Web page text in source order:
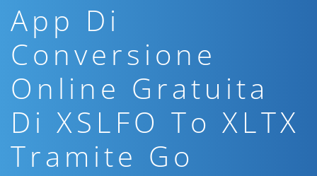
App Di
Conversione
Online Gratuita
Di XSLFO To XLTX
Tramite Go